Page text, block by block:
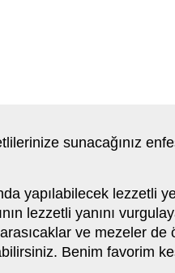
sunacağınız
yapılabilecek lezzetli
lezzetli yanını
ve mezeler
Benim favorim